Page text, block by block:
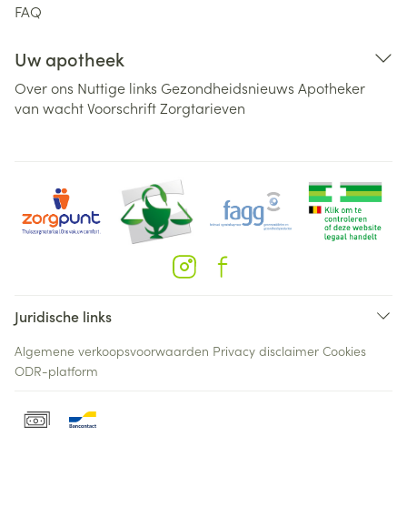
FAQ
Uw apotheek
Over ons Nuttige links Gezondheidsnieuws Apotheker
van wachtVoorschriftZorgtarieven
Juridische links
Algemene verkoopsvoorwaarden Privacy disclaimer Cookies
ODR-platform